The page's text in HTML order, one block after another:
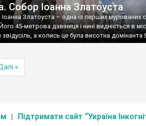
Собор Іоанна Златоуста
Златоуста – одна із перших мурованих
45-метрова дзвіниця і нині видніється в
а колись це була висотна домінанта
»
Підтримати сайт “Україна